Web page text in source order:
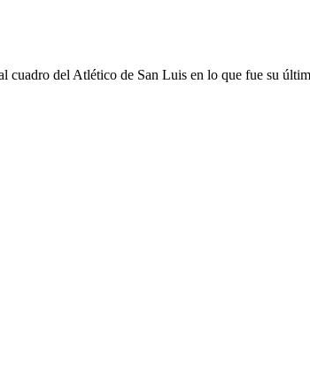
del Atlético de San Luis en lo que fue su